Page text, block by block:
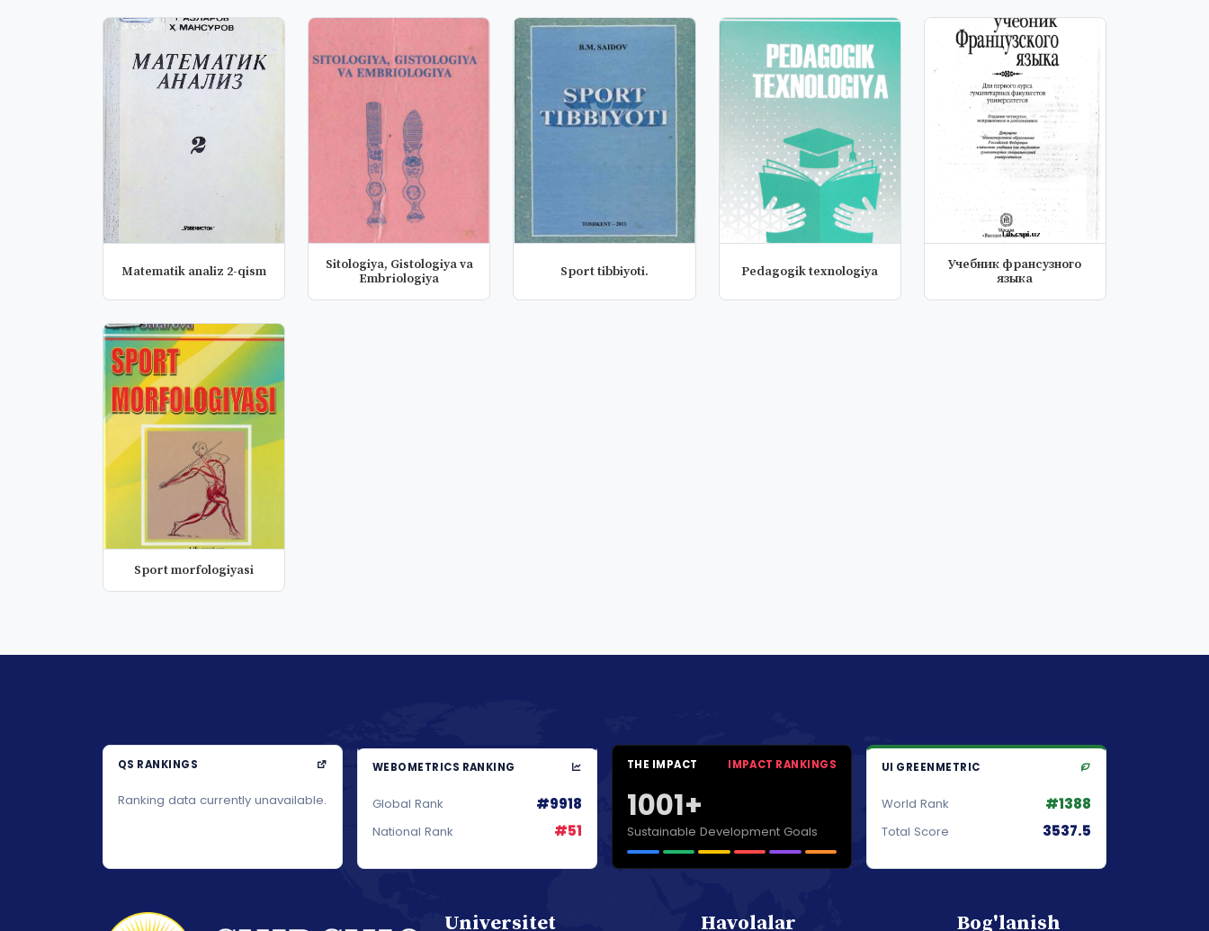
Matematik analiz 2-qism
Sitologiya, Gistologiya va
Embriologiya
Sport tibbiyoti. Pedagogik texnologiya
Учебник франсузного
языка
Sport morfologiyasi
QS RANKINGS
Ranking data currently unavailable.
WEBOMETRICS RANKING
Global Rank #9918
National Rank #51
THE IMPACT IMPACT RANKINGS
1001+
Sustainable Development Goals
UI GREENMETRIC
World Rank #1388
Total Score 3537.5
Universitet Havolalar Bog'lanish